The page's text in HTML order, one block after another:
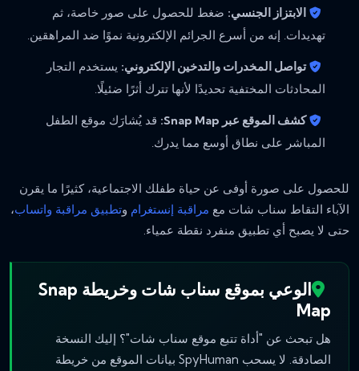
الابتزاز الجنسي: ضغط للحصول على صور خاصة، ثم
تهديدات. إنه من أسرع الجرائم الإلكترونية نموًا ضد المراهقين.
تواصل المخدرات والتدخين الإلكتروني: يستخدم التجار
المحادثات المختفية تحديدًا لأنها تترك أثرًا ضئيلًا.
كشف الموقع عبر Snap Map:
قد يُشارَك موقع الطفل
المباشر على نطاق أوسع مما يدرك.
للحصول على صورة أوفى عن حياة طفلك الاجتماعية، كثيرًا ما يقرن
الآباء التقاط سناب شات مع مراقبة إنستغرام وتطبيق مراقبة واتساب،
حتى لا يصبح أي تطبيق منفرد نقطة عمياء.
الوعي بموقع سناب شات وخريطة Snap
Map
هل تبحث عن "أداة تتبع موقع سناب شات"؟ إليك النسخة
الصادقة. لا يسحب SpyHuman بيانات الموقع من خريطة